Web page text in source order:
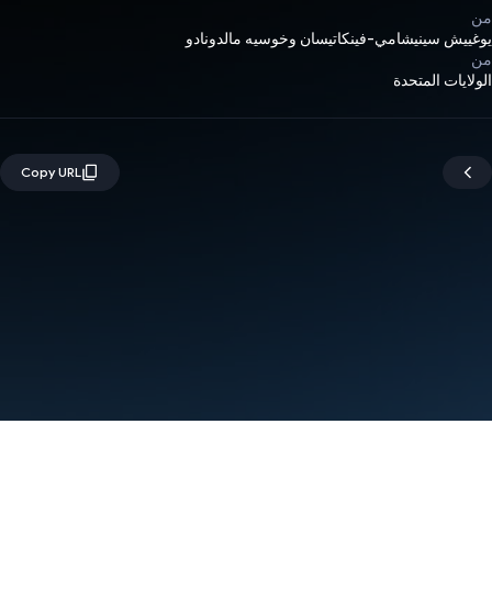
من
يوغييش سينيشامي-فينكاتيسان وخوسيه مالدونادو
من
الولايات المتحدة